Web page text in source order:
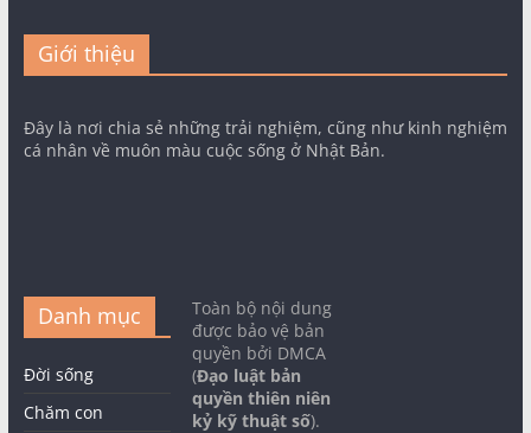
Giới thiệu
Đây là nơi chia sẻ những trải nghiệm, cũng như kinh nghiệm
cá nhân về muôn màu cuộc sống ở Nhật Bản.
Danh mục
Đời sống
Chăm con
Toàn bộ nội dung
được bảo vệ bản
quyền bởi DMCA
(Đạo luật bản
quyền thiên niên
kỷ kỹ thuật số).